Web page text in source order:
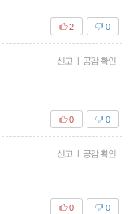
0
2
신고 | 공감 확인
0
0
신고 | 공감 확인
0
0